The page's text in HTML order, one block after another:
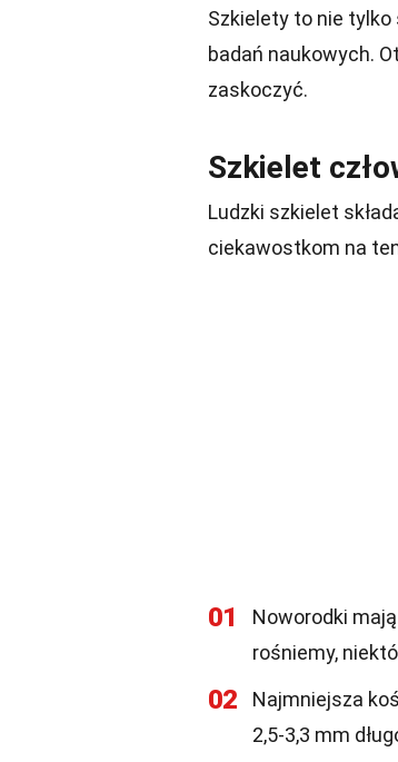
Szkielety to nie
badań naukowych.
zaskoczyć.
Szkielet
Ludzki szkielet
ciekawostkom na
01
Noworodki
rośniemy,
02
Najmniejsza
2,5-3,3 mm